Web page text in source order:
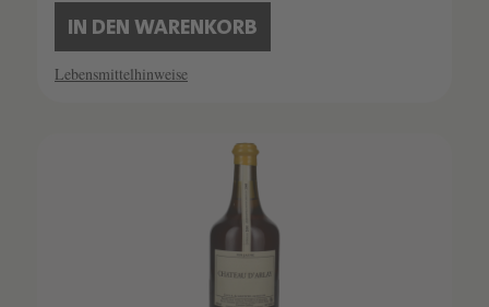
IN DEN WARENKORB
Lebensmittelhinweise